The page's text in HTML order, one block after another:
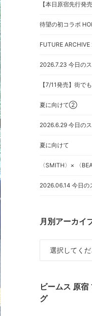
待望の初コラボ
FUTURE
2026.7.23 今日の
夏に向けて②
2026.6.29 今日の
夏に向けて
〈SMITH〉× 〈
2026.06.14 今日の
月別アーカイ
ビームス 原宿
グ